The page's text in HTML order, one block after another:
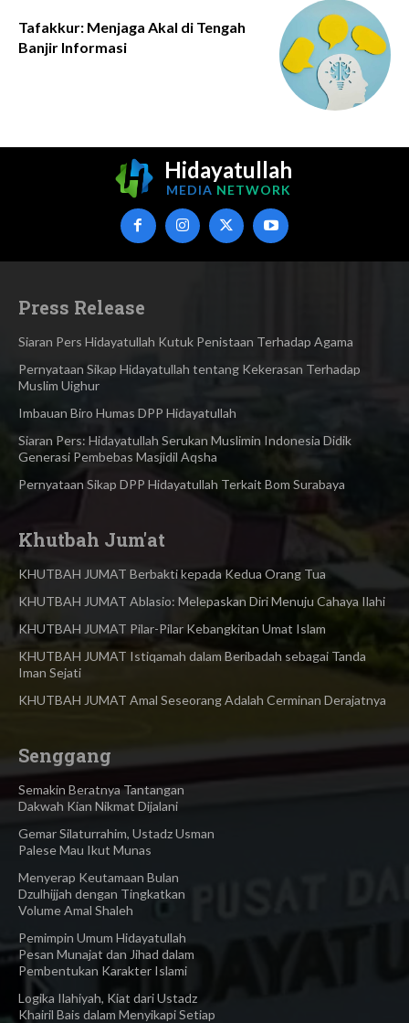
Tafakkur: Menjaga Akal di Tengah
Banjir Informasi
Hidayatullah
MEDIA NETWORK
Press Release
Siaran Pers Hidayatullah Kutuk Penistaan Terhadap Agama
Pernyataan Sikap Hidayatullah tentang Kekerasan Terhadap
Muslim Uighur
Imbauan Biro Humas DPP Hidayatullah
Siaran Pers: Hidayatullah Serukan Muslimin Indonesia Didik
Generasi Pembebas Masjidil Aqsha
Pernyataan Sikap DPP Hidayatullah Terkait Bom Surabaya
Khutbah Jum'at
KHUTBAH JUMAT Berbakti kepada Kedua Orang Tua
KHUTBAH JUMAT Ablasio: Melepaskan Diri Menuju Cahaya Ilahi
KHUTBAH JUMAT Pilar-Pilar Kebangkitan Umat Islam
KHUTBAH JUMAT Istiqamah dalam Beribadah sebagai Tanda
Iman Sejati
KHUTBAH JUMAT Amal Seseorang Adalah Cerminan Derajatnya
Senggang
Semakin Beratnya Tantangan
Dakwah Kian Nikmat Dijalani
Gemar Silaturrahim, Ustadz Usman
Palese Mau Ikut Munas
Menyerap Keutamaan Bulan
Dzulhijjah dengan Tingkatkan
Volume Amal Shaleh
Pemimpin Umum Hidayatullah
Pesan Munajat dan Jihad dalam
Pembentukan Karakter Islami
Logika Ilahiyah, Kiat dari Ustadz
Khairil Bais dalam Menyikapi Setiap